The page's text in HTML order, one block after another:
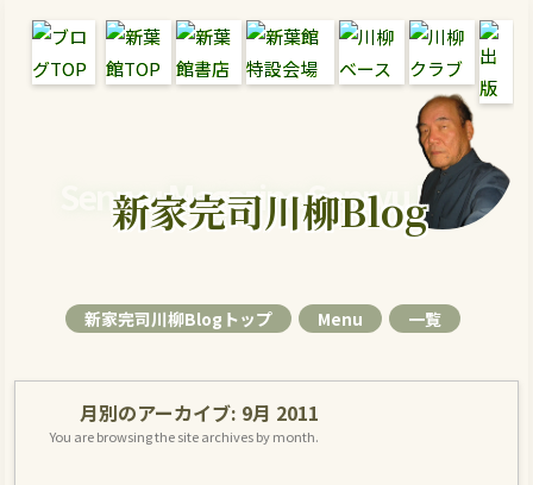
Senryu Magazine Senryu Blog
新家完司川柳Blog
新家完司川柳Blogトップ Menu 一覧
月別のアーカイブ: 9月 2011
You are browsing the site archives by month.